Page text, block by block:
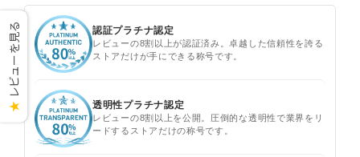
認証プラチナ認定
レビューの8割以上が認証済み。卓越した信頼性を誇る
ストアだけが手にできる称号です。
透明性プラチナ認定
レビューの8割以上を公開。圧倒的な透明性で業界をリ
ードするストアだけの称号です。
★
レビューを見る